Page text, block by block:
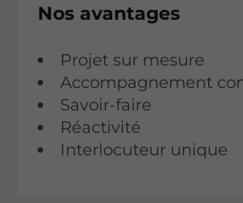
Nos avantages
Projet sur mesure
Accompagnement
Savoir-faire
Réactivité
Interlocuteur unique